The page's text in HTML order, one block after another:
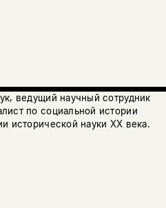
ведущий научный сотрудник
по социальной истории
исторической науки ХX века.